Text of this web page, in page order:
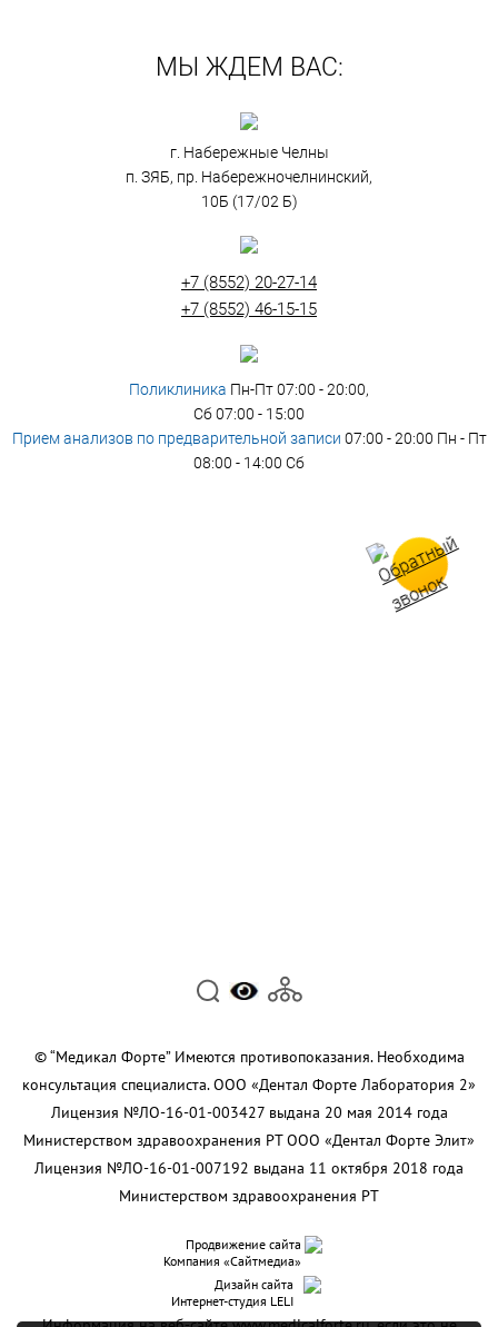
МЫ ЖДЕМ ВАС:
г. Набережные Челны
п. ЗЯБ, пр. Набережночелнинский,
10Б (17/02 Б)
+7 (8552) 20-27-14
+7 (8552) 46-15-15
Поликлиника Пн-Пт 07:00 - 20:00,
Сб 07:00 - 15:00
Прием анализов по предварительной записи 07:00 - 20:00 Пн - Пт
08:00 - 14:00 Сб
© “Медикал Форте” Имеются противопоказания. Необходима
консультация специалиста. ООО «Дентал Форте Лаборатория 2»
Лицензия №ЛО-16-01-003427 выдана 20 мая 2014 года
Министерством здравоохранения РТ ООО «Дентал Форте Элит»
Лицензия №ЛО-16-01-007192 выдана 11 октября 2018 года
Министерством здравоохранения РТ
Продвижение сайта
Компания «Сайтмедиа»
Дизайн сайта
Интернет-студия LELI